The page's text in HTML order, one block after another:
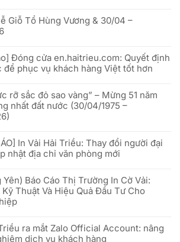
Giỗ Tổ Hùng Vương & 30/04 –
Đóng cửa en.haitrieu.com: Quyết định
để phục vụ khách hàng Việt tốt hơn
rỡ sắc đỏ sao vàng” – Mừng 51 năm
nhất đất nước (30/04/1975 –
In Vải Hải Triều: Thay đổi người đại
nhật địa chỉ văn phòng mới
Yên) Báo Cáo Thị Trường In Cờ Vải:
Thuật Và Hiệu Quả Đầu Tư Cho
ra mắt Zalo Official Account: nâng
dịch vụ khách hàng